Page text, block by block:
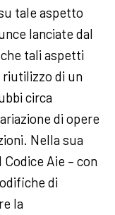
tale aspetto
lanciate dal
tali aspetti
riutilizzo di un
circa
di opere
Nella sua
Aie – con
di
la